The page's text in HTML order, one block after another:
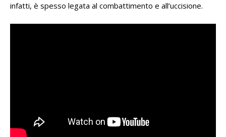
infatti, è spesso legata al combattimento e all’uccisione.